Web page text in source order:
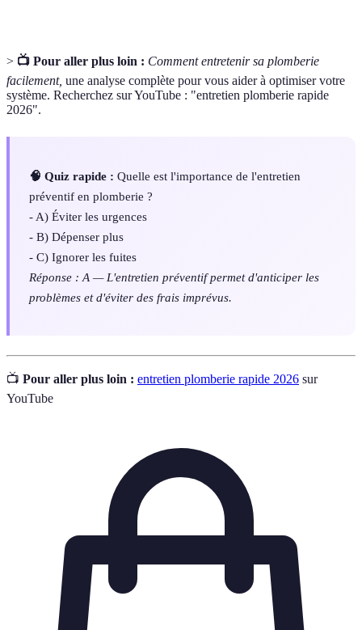
> 📺 Pour aller plus loin : Comment entretenir sa plomberie
facilement, une analyse complète pour vous aider à optimiser votre
système. Recherchez sur YouTube : "entretien plomberie rapide
2026".
🧠 Quiz rapide : Quelle est l'importance de l'entretien
préventif en plomberie ?
- A) Éviter les urgences
- B) Dépenser plus
- C) Ignorer les fuites
Réponse : A — L'entretien préventif permet d'anticiper les
problèmes et d'éviter des frais imprévus.
📺 Pour aller plus loin : entretien plomberie rapide 2026 sur
YouTube